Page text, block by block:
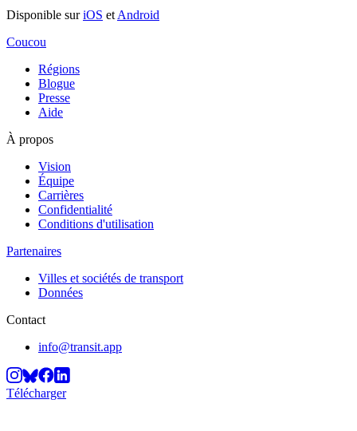
Disponible suriOS et Android
Coucou
Régions
Blogue
Presse
Aide
À propos
Vision
Équipe
Carrières
Confidentialité
Conditions d'utilisation
Partenaires
Villes et sociétés de transport
Données
Contact
info@transit.app
Télécharger